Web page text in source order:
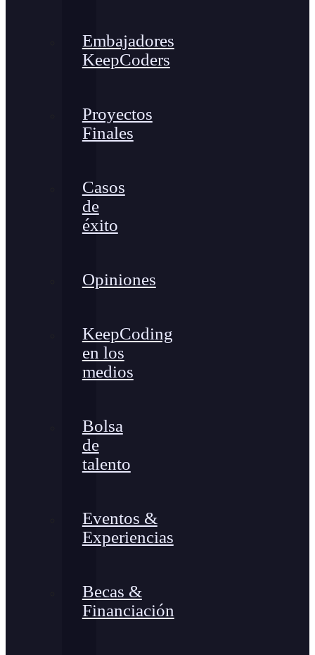
Embajadores
KeepCoders
Proyectos
Finales
Casos
de
éxito
Opiniones
KeepCoding
en los
medios
Bolsa
de
talento
Eventos &
Experiencias
Becas &
Financiación